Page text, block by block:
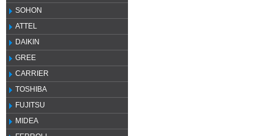
SOHON
ATTEL
DAIKIN
GREE
CARRIER
TOSHIBA
FUJITSU
MIDEA